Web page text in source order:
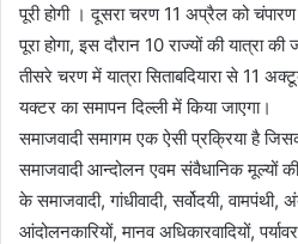
पूरी होगी । दूसरा चरण 11 अप्रैल को
पूरा होगा, इस दौरान 10 राज्यों की यात्रा की
तीसरे चरण में यात्रा सिताबदियारा से 11
यक्टर का समापन दिल्ली में किया जाएगा।
समाजवादी समागम एक ऐसी प्रक्रिया है
समाजवादी आन्दोलन एवम संवैधानिक मूल्यों
के समाजवादी, गांधीवादी, सर्वोदयी,
आंदोलनकारियों, मानव अधिकारवादियों,